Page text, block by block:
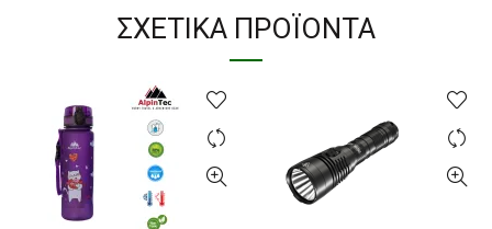
ΣΧΕΤΙΚΆ ΠΡΟΪΌΝΤΑ